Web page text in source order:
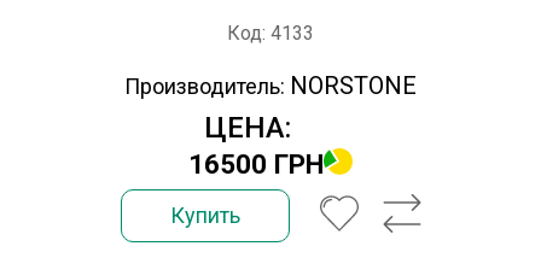
Код: 4133
Производитель: NORSTONE
ЦЕНА:
16500 ГРН
Купить